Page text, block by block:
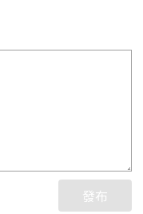
發布